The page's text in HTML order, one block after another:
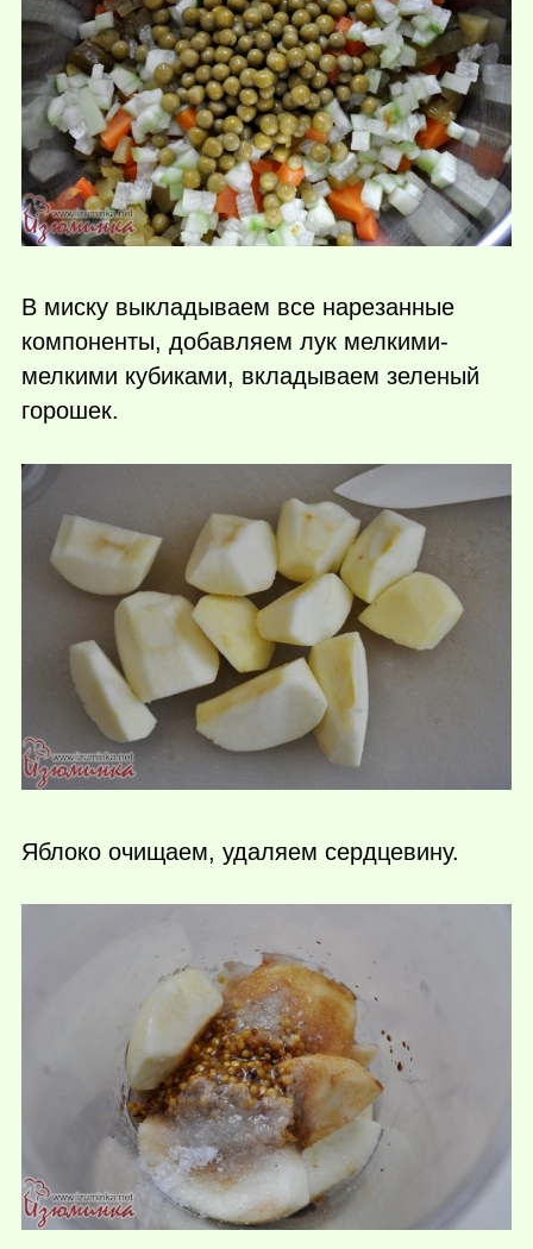
В миску выкладываем все нарезанные
компоненты, добавляем лук мелкими-
мелкими кубиками, вкладываем зеленый
горошек.
Яблоко очищаем, удаляем сердцевину.